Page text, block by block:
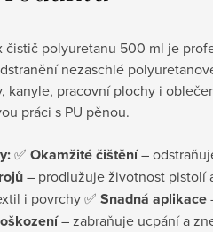
čistič polyuretanu 500 ml je
nezaschlé
kanyle, pracovní plochy i
práci s PU pěnou.
✅ Okamžité čištění
– prodlužuje životnost pistolí
i povrchy ✅ Snadná aplikace
– zabraňuje ucpání a